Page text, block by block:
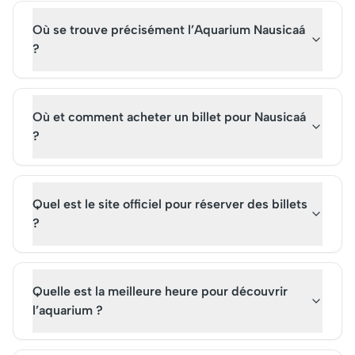
une visite optimale de ce
parc d'attractions.
profiter pleinement
Où se trouve précisément l’Aquarium Nausicaá
?
Où et comment acheter un billet pour Nausicaá
?
Quel est le site officiel pour réserver des billets
?
Quelle est la meilleure heure pour découvrir
l’aquarium ?